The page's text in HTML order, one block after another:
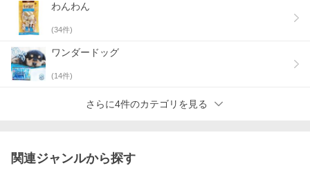
わんわん
(34件)
ワンダードッグ
(14件)
さらに4件のカテゴリを見る
関連ジャンルから探す